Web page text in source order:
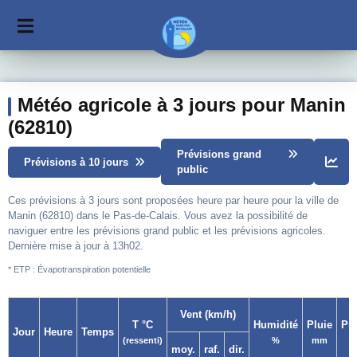
Météo agricole à 3 jours pour Manin
(62810)
Prévisions à 10 jours
Prévisions grand
public
Ces prévisions à 3 jours sont proposées heure par heure pour la ville de
Manin (62810) dans le Pas-de-Calais. Vous avez la possibilité de
naviguer entre les prévisions grand public et les prévisions agricoles.
Dernière mise à jour à 13h02.
* ETP : Évapotranspiration potentielle
Jour Heure Temps
T °C
(ressenti)
Vent (km/h)
Humidité
%
Pluie
mm
moy. raf. dir.